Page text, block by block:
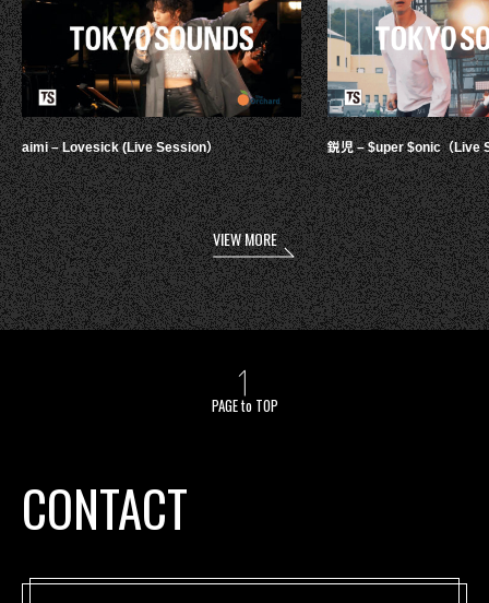
aimi – Lovesick (Live Session） 鋭児 – $uper $onic（Live
VIEW MORE
PAGE to TOP
CONTACT